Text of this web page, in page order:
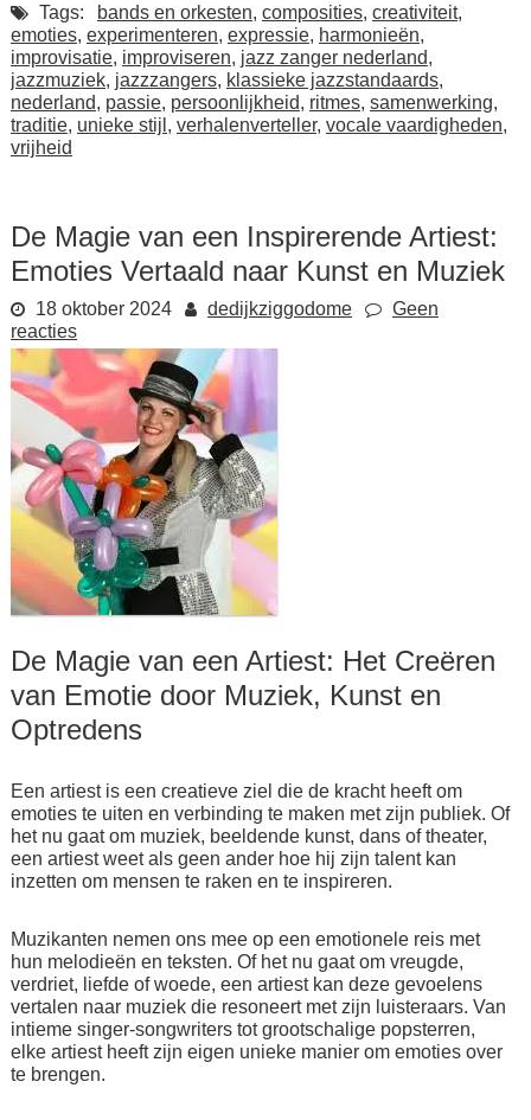
Tags:
bands en orkesten, composities, creativiteit,
emoties, experimenteren, expressie, harmonieën,
improvisatie, improviseren, jazz zanger nederland,
jazzmuziek, jazzzangers, klassieke jazzstandaards,
nederland, passie, persoonlijkheid, ritmes, samenwerking,
traditie, unieke stijl , verhalenverteller, vocale vaardigheden,
vrijheid
De Magie van een Inspirerende Artiest:
Emoties Vertaald naar Kunst en Muziek
18 oktober 2024 dedijkziggodome
Geen
reacties
De Magie van een Artiest: Het Creëren
van Emotie door Muziek, Kunst en
Optredens
Een artiest is een creatieve ziel die de kracht heeft om
emoties te uiten en verbinding te maken met zijn publiek. Of
het nu gaat om muziek, beeldende kunst, dans of theater,
een artiest weet als geen ander hoe hij zijn talent kan
inzetten om mensen te raken en te inspireren.
Muzikanten nemen ons mee op een emotionele reis met
hun melodieën en teksten. Of het nu gaat om vreugde,
verdriet, liefde of woede, een artiest kan deze gevoelens
vertalen naar muziek die resoneert met zijn luisteraars. Van
intieme singer-songwriters tot grootschalige popsterren,
elke artiest heeft zijn eigen unieke manier om emoties over
te brengen.